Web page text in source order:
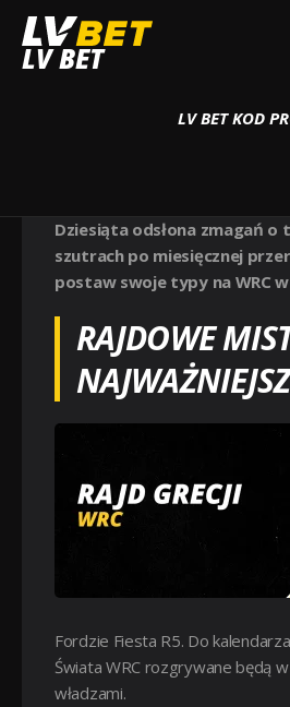
LV BET
LV BET KOD
Strona główna Wyścigi samochodowe
WRC RAJD
Dziesiąta odsłona zmagań
szutrach po miesięcznej
postaw swoje typy na WRC w
RAJDOWE
Fordzie Fiesta R5. Do
Świata WRC rozgrywane będą
władzami.